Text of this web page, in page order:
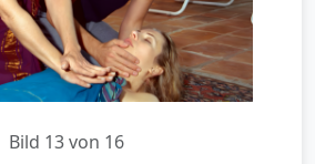
Bild 13 von 16